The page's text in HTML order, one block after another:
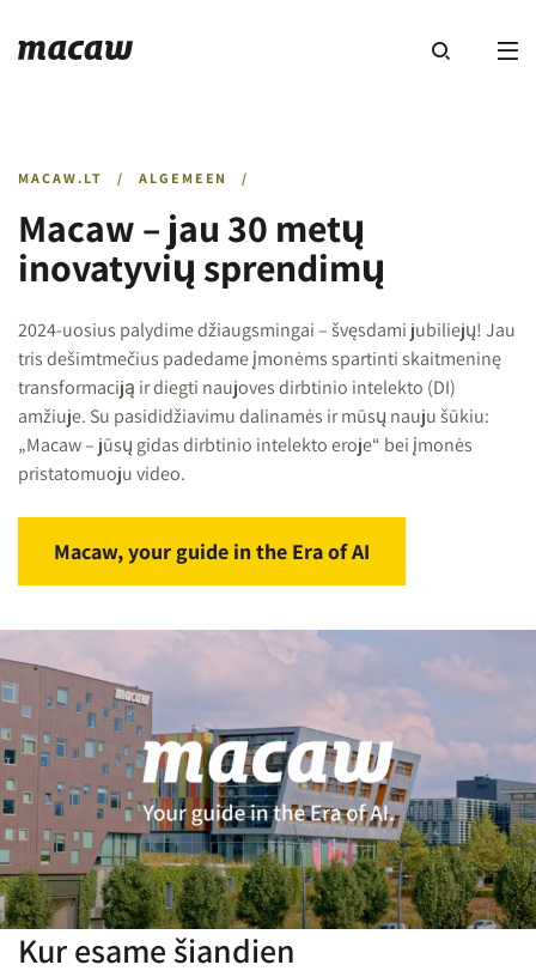
MACAW.LT / ALGEMEEN /
Macaw – jau 30 metų
inovatyvių sprendimų
2024-uosius palydime džiaugsmingai – švęsdami jubiliejų! Jau
tris dešimtmečius padedame įmonėms spartinti skaitmeninę
transformaciją ir diegti naujoves dirbtinio intelekto (DI)
amžiuje. Su pasididžiavimu dalinamės ir mūsų nauju šūkiu:
„Macaw – jūsų gidas dirbtinio intelekto eroje“ bei įmonės
pristatomuoju video.
Macaw, your guide in the Era of AI
Kur esame šiandien